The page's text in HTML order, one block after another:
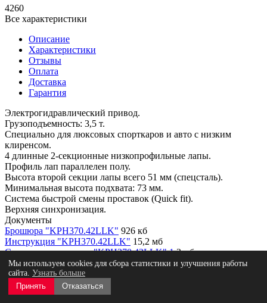
4260
Все характеристики
Описание
Характеристики
Отзывы
Оплата
Доставка
Гарантия
Электрогидравлический привод.
Грузоподъемность: 3,5 т.
Специально для люксовых спорткаров и авто с низким
клиренсом.
4 длинные 2-секционные низкопрофильные лапы.
Профиль лап параллелен полу.
Высота второй секции лапы всего 51 мм (спецсталь).
Минимальная высота подхвата: 73 мм.
Система быстрой смены проставок (Quick fit).
Верхняя синхронизация.
Документы
Брошюра "KPH370.42LLK" 926 кб
Инструкция "KPH370.42LLK" 15,2 мб
Схема расположения "KPH370.42LLK" 1 3 мб
Число стоек
2
Привод
Грузоподъёмность, тонны
Мы используем cookies для сбора статистики и улучшения работы
сайта. Узнать больше
Принять
Отказаться